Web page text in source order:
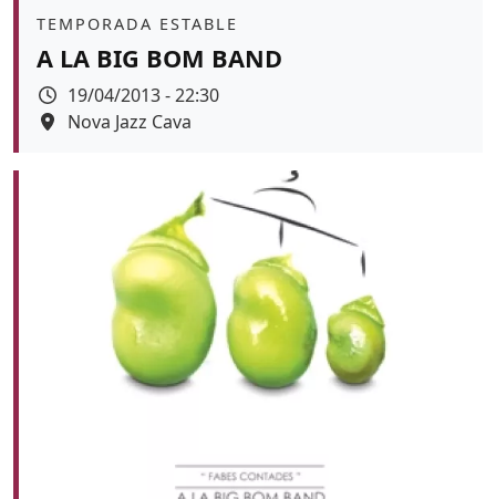
Àmbit
TEMPORADA ESTABLE
A LA BIG BOM BAND
Data
19/04/2013 - 22:30
Espai
Nova Jazz Cava